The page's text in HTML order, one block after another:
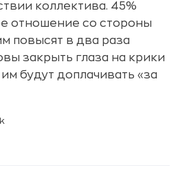
коллектива. 45%
отношение со стороны
повысят в два раза
закрыть глаза на крики
будут доплачивать «за